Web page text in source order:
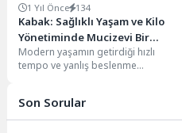
1 Yıl Önce 134
Kabak: Sağlıklı Yaşam ve Kilo
Yönetiminde Mucizevi Bir
Sebze
Modern yaşamın getirdiği hızlı
tempo ve yanlış beslenme
Son Sorular